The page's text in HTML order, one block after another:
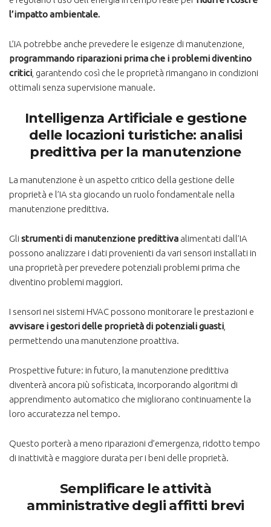
l’impatto ambientale.
L’IA potrebbe anche prevedere le esigenze di manutenzione,
programmando riparazioni prima che i problemi diventino
critici , garantendo così che le proprietà rimangano in condizioni
ottimali senza supervisione manuale.
Intelligenza Artificiale e gestione
delle locazioni turistiche: analisi
predittiva per la manutenzione
La manutenzione è un aspetto critico della gestione delle
proprietà e l’IA sta giocando un ruolo fondamentale nella
manutenzione predittiva.
Gli strumenti di manutenzione predittiva alimentati dall’IA
possono analizzare i dati provenienti da vari sensori installati in
una proprietà per prevedere potenziali problemi prima che
diventino problemi maggiori.
I sensori nei sistemi HVAC possono monitorare le prestazioni e
avvisare i gestori delle proprietà di potenziali guasti
permettendo una manutenzione proattiva.
Prospettive future: in futuro, la manutenzione predittiva
diventerà ancora più sofisticata, incorporando algoritmi di
apprendimento automatico che migliorano continuamente la
loro accuratezza nel tempo.
Questo porterà a meno riparazioni d’emergenza, ridotto tempo
di inattività e maggiore durata per i beni delle proprietà.
Semplificare le attività
amministrative degli affitti brevi